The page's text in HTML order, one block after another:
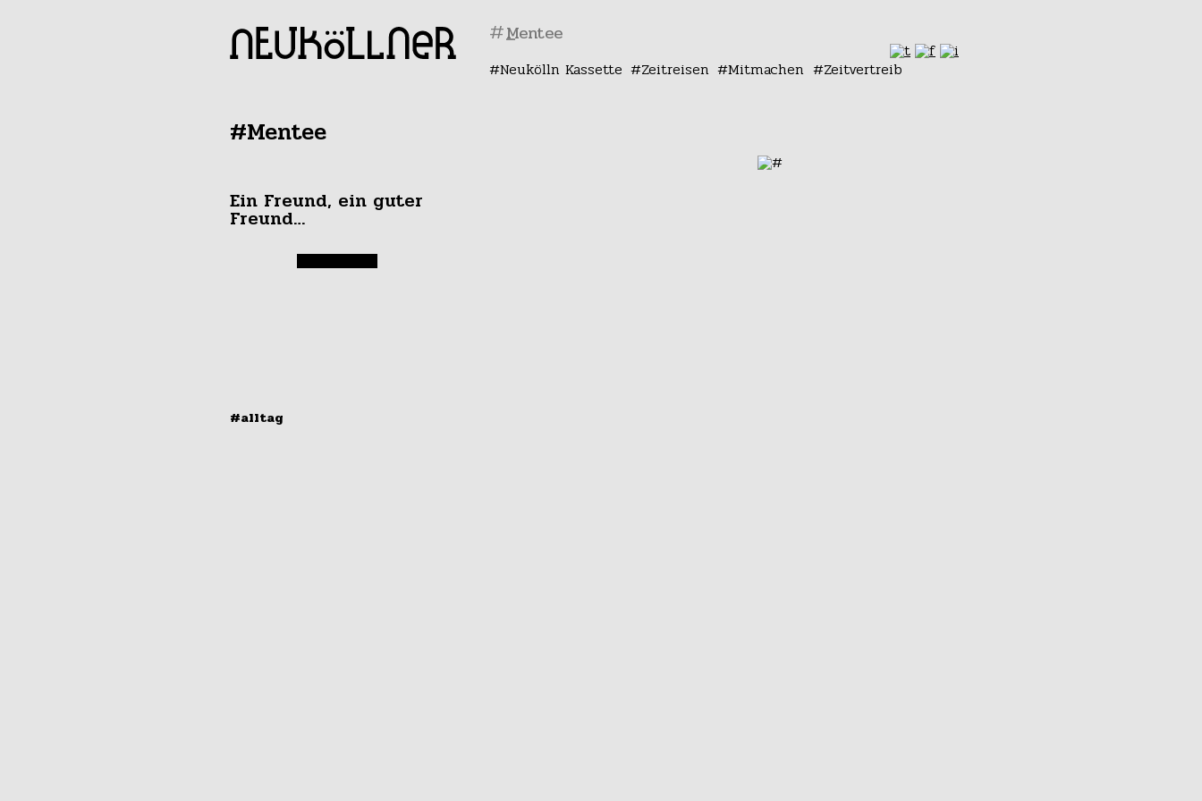
#
Neukölln Kassette Zeitreisen Mitmachen Zeitvertreib
#Mentee
Ein Freund, ein guter
Freund…
#alltag